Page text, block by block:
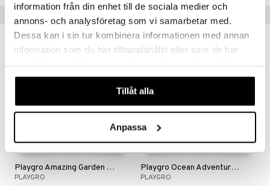
information från din enhet till de sociala medier och
annons- och analysföretag som vi samarbetar med.
Dessa kan i sin tur kombinera informationen med annan
information som du har tillhandahållit eller som de har
våra cookies vid fortsatt användande av vår webbplats.
Tillåt alla
Anpassa
Tips till dig
Playgro Amazing Garden Twirly Whirly
PLAYGRO
Playgro Ocean Adventure Twirly Whirly
PLAYGRO
Pony
Långstrump
Super Heroes